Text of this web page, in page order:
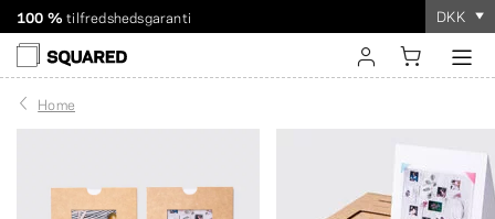
Forsendelse til hele verden. Rabatteret forsendelse over
Bestillingen tager
100 % tilfredshedsgaranti DKK
Home